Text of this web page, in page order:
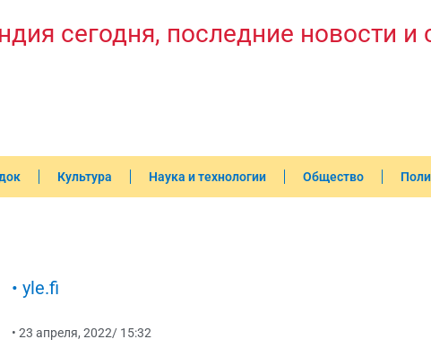
сегодня, последние новости и
Культура Наука и технологии Общество
• yle.fi
• 23 апреля, 2022/ 15:32